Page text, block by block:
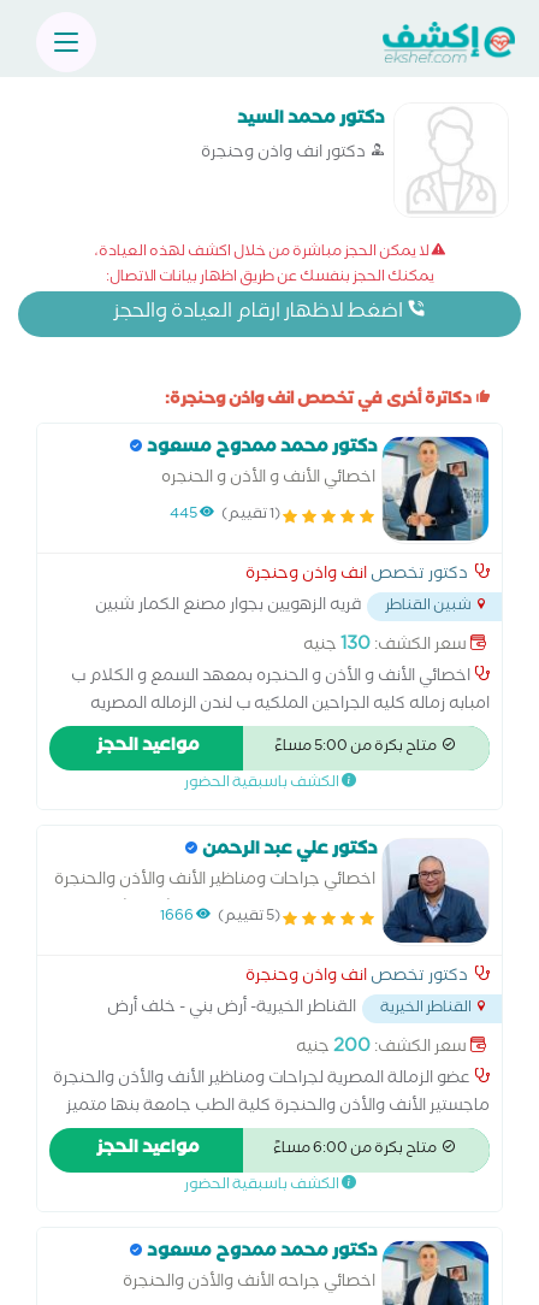
دكتور محمد السيد
دكتور انف واذن وحنجرة
لا يمكن الحجز مباشرة من خلال اكشف لهذه العيادة،
يمكنك الحجز بنفسك عن طريق اظهار بيانات الاتصال:
اضغط لاظهار ارقام العيادة والحجز
دكاترة أخرى في تخصص انف واذن وحنجرة:
دكتور محمد ممدوح مسعود
اخصائي الأنف و الأذن و الحنجره
(1 تقييم) 445
دكتور تخصصانف واذن وحنجرة
شبين القناطر
قريه الزهويين بجوار مصنع الكمار شبين
القناطر...
سعر الكشف:130جنيه
اخصائي الأنف و الأذن و الحنجره بمعهد السمع و الكلام ب
امبابه زماله كليه الجراحين الملكيه ب لندن الزماله المصريه
لجراحات الأنف و الأذن و الرأس و الرقبه
متاح بكرة من 5:00 مساءً مواعيد الحجز
الكشف باسبقية الحضور
دكتور علي عبد الرحمن
اخصائي جراحات ومناظير الأنف والأذن والحنجرة
معهد السمع والكلام ومستشفي شبرا العام
(5 تقييم) 1666
دكتور تخصصانف واذن وحنجرة
القناطر الخيرية
القناطر الخيرية- أرض بني - خلف أرض
المرح...
سعر الكشف:200جنيه
عضو الزمالة المصرية لجراحات ومناظير الأنف والأذن والحنجرة
ماجستير الأنف والأذن والحنجرة كلية الطب جامعة بنها متميز
في اجراء جراحات الأذن الميكروسكوبية.. وعمليات استئصال
اللوزتين واللحمية بجهاز الكي الحراري وجهاز الكوبليشن وعمليات
تركيب أنابيب التهوية وعمليات الحنجرة الميكرسكوبية وعمليات
مناظير الجيوب الأنفية
متاح بكرة من 6:00 مساءً مواعيد الحجز
الكشف باسبقية الحضور
دكتور محمد ممدوح مسعود
اخصائي جراحه الأنف والأذن والحنجرة